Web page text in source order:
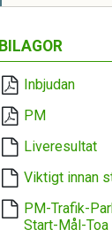
BILAGOR
Inbjudan
PM
Liveresultat
Viktigt innan
PM-Trafik-
Start-Mål-Toa